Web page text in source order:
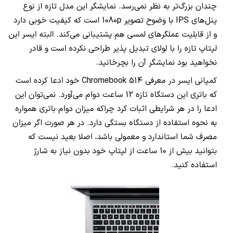
چندان بزرگ‌تر به نظر نمی‌رسد. نمایشگر این مدل تازه از نوع
پنل‌های IPS با وضوح تصویر 1080p است که کیفیت خوبی دارد
و از قابلیت عملگرهای لمسی هم پشتیبانی می‌کند. البته ایسر این
لپتاپ تازه را با لولای تبدیل پذیر طراحی نکرده است و قادر
نخواهید بود نمایشگر آن را بچرخانید.
کمپانی ایسر در معرفی Chromebook 514 خود ادعا کرده است
که باتری این دستگاه تازه 12 ساعت دوام می‌آورد. نمی‌توان این
ادعا را در هر شرایطی اثبات کرد چراکه میزان دوام باتری همواره
به نحوه استفاده از دستگاه بستگی دارد. در هر صورت اگر میزان
مصرف شما استاندارد و معمولی باشد، اصلا بعید نیست که
بتوانید بیش از 10 ساعت از لپتاپ خود بدون نیاز به شارژ
استفاده کنید.